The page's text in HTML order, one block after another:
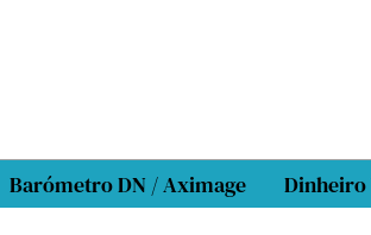
Barómetro DN / Aximage Dinheiro